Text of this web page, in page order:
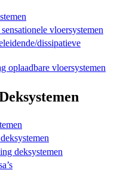
vloersystemen
dissipatieve
oplaadbare vloersystemen
deksystemen